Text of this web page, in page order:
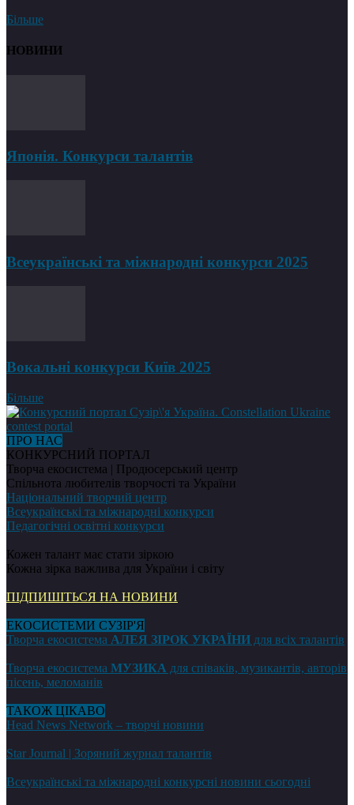
Більше
НОВИНИ
Японія. Конкурси талантів
Всеукраїнські та міжнародні конкурси 2025
Вокальні конкурси Київ 2025
Більше
ПРО НАС
КОНКУРСНИЙ ПОРТАЛ
Творча екосистема | Продюсерський центр
Спільнота любителів творчості та України
Національний творчий центр
Всеукраїнські та міжнародні конкурси
Педагогічні освітні конкурси
Кожен талант має стати зіркою
Кожна зірка важлива для України і світу
ПІДПИШІТЬСЯ НА НОВИНИ
ЕКОСИСТЕМИ СУЗІР'Я
Творча екосистема АЛЕЯ ЗІРОК УКРАЇНИ для всіх талантів
Творча екосистема МУЗИКА для співаків, музикантів, авторів
пісень, меломанів
ТАКОЖ ЦІКАВО
Head News Network – творчі новини
Star Journal | Зоряний журнал талантів
Всеукраїнські та міжнародні конкурсні новини сьогодні